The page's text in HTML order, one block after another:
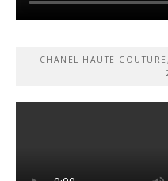
CHANEL HAUTE